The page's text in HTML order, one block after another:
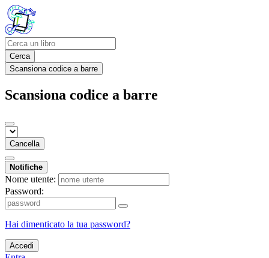
Cerca
Scansiona codice a barre
Scansiona codice a barre
Cancella
Notifiche
Nome utente:
Password:
Hai dimenticato la tua password?
Accedi